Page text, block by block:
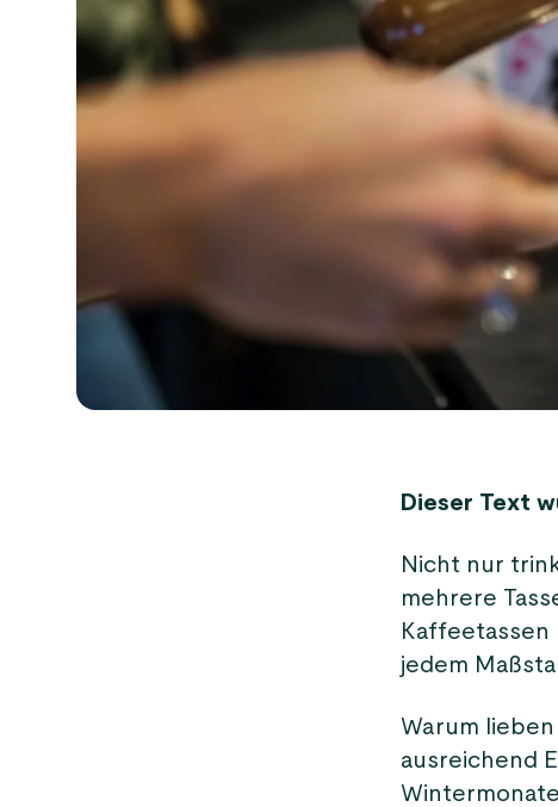
Dieser Text
Nicht nur
mehrere
Kaffeetassen
jedem
Warum
ausreichend